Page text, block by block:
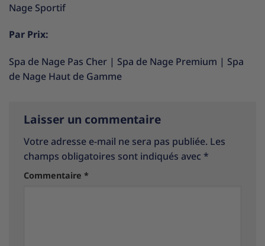
Nage Sportif
Par Prix:
Spa de Nage Pas Cher | Spa de Nage Premium | Spa
de Nage Haut de Gamme
Laisser un commentaire
Votre adresse e-mail ne sera pas publiée. Les
champs obligatoires sont indiqués avec *
Commentaire *